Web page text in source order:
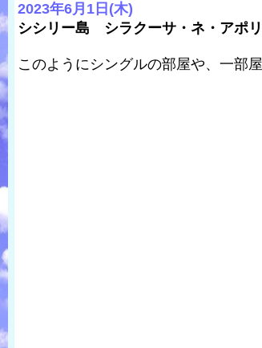
2023年6月1日(木)
シシリー島 シラクーサ・ネ・アポ
このようにシングルの部屋や、一部